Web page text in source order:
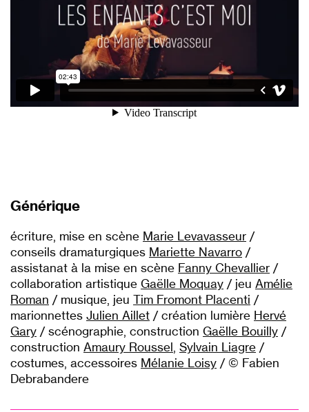
Générique
écriture, mise en scène Marie Levavasseur /
conseils dramaturgiques Mariette Navarro /
assistanat à la mise en scène Fanny Chevallier /
collaboration artistique Gaëlle Moquay / jeu Amélie
Roman / musique, jeu Tim Fromont Placenti /
marionnettes Julien Aillet / création lumière Hervé
Gary / scénographie, construction Gaëlle Bouilly /
construction Amaury Roussel, Sylvain Liagre /
costumes, accessoires Mélanie Loisy / © Fabien
Debrabandere